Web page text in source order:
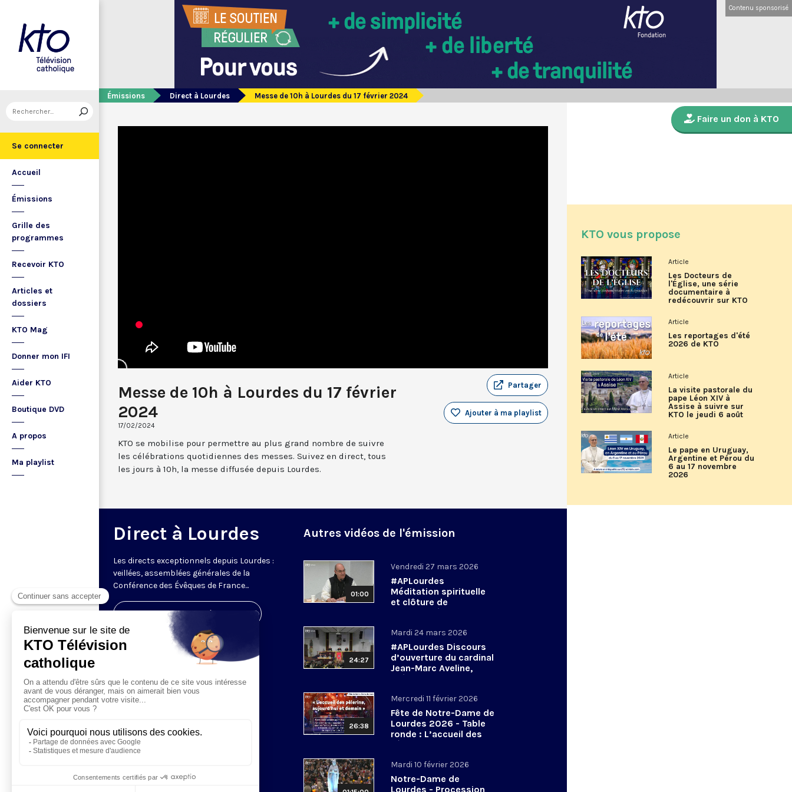
Se connecter
Accueil
Émissions
Grille des
programmes
Recevoir KTO
Articles et
dossiers
KTO Mag
Donner mon IFI
Aider KTO
Boutique DVD
A propos
Ma playlist
Contenu sponsorisé
Émissions Direct à Lourdes Messe de 10h à Lourdes du 17 février 2024
Messe de 10h à Lourdes du 17 février
2024
17/02/2024
Partager
Ajouter à ma playlist
KTO se mobilise pour permettre au plus grand nombre de suivre
les célébrations quotidiennes des messes. Suivez en direct, tous
les jours à 10h, la messe diffusée depuis Lourdes.
Direct à Lourdes
Les directs exceptionnels depuis Lourdes :
veillées, assemblées générales de la
Conférence des Évêques de France...
Visiter la page de l'émission
Autres vidéos de l'émission
01:00
Vendredi 27 mars 2026
#APLourdes
Méditation spirituelle
et clôture de
l’Assemblée des
mars 2026
24:27
Mardi 24 mars 2026
#APLourdes Discours
d’ouverture du cardinal
Jean-Marc Aveline,
président de la CEF -
26:38
Mercredi 11 février 2026
Fête de Notre-Dame de
Lourdes 2026 - Table
ronde : L’accueil des
pèlerins, aujourd’hui et
Mardi 10 février 2026
Notre-Dame de
Lourdes - Procession
Faire un don à KTO
KTO vous propose
Article
Les Docteurs de
l'Église, une série
documentaire à
redécouvrir sur KTO
Article
Les reportages d'été
2026 de KTO
Article
La visite pastorale du
pape Léon XIV à
Assise à suivre sur
KTO le jeudi 6 août
Article
Le pape en Uruguay,
Argentine et Pérou du
6 au 17 novembre
2026